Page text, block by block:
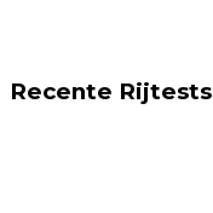
Recente Rijtests